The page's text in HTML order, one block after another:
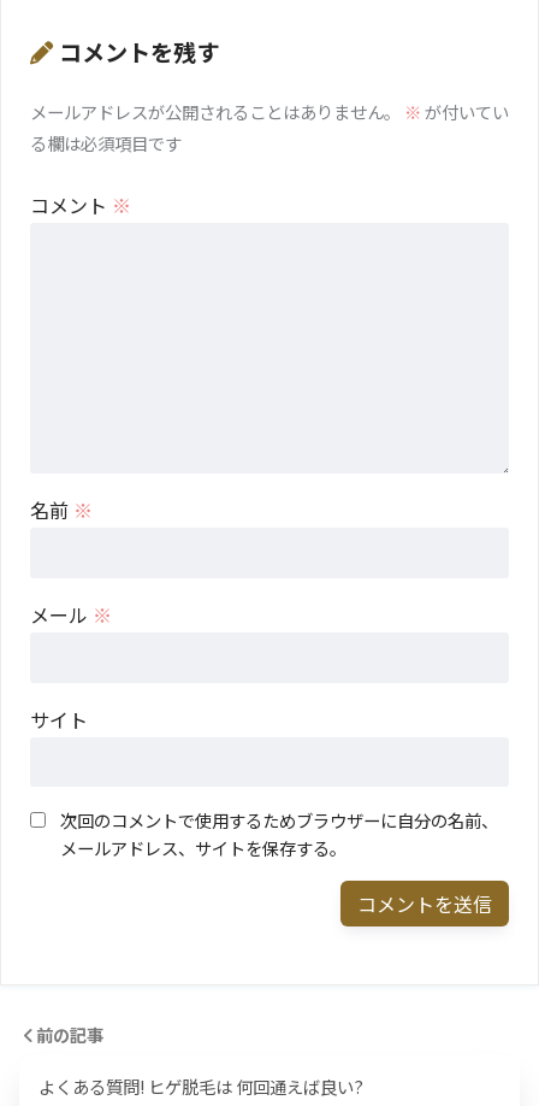
コメントを残す
メールアドレスが公開されることはありません。 ※が付いてい
る欄は必須項目です
コメント ※
名前 ※
メール ※
サイト
次回のコメントで使用するためブラウザーに自分の名前、
メールアドレス、サイトを保存する。
前の記事
よくある質問! ヒゲ脱毛は 何回通えば良い?